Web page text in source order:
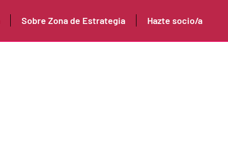
Sobre Zona de Estrategia Hazte socio/a